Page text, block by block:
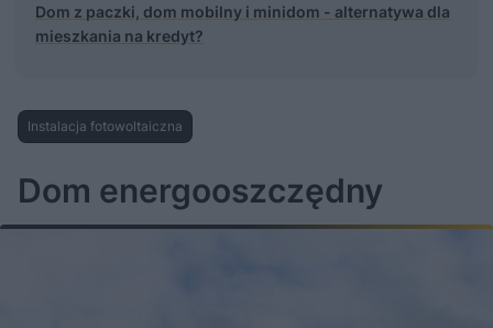
Dom z paczki, dom mobilny i minidom - alternatywa dla
mieszkania na kredyt?
Instalacja fotowoltaiczna
Dom energooszczędny